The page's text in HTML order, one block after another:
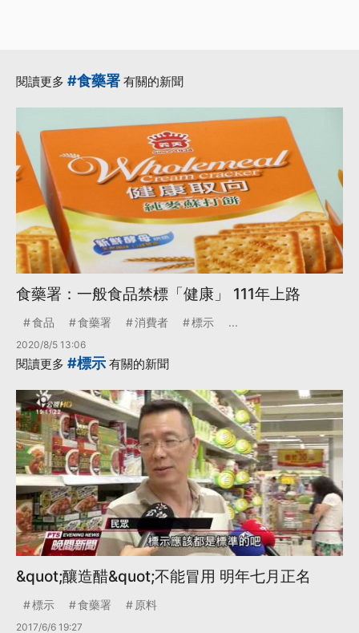
閱讀更多 #食藥署 有關的新聞
食藥署：一般食品禁標「健康」 111年上路
食品 食藥署 消費者 標示 ...
2020/8/5 13:06
閱讀更多 #標示 有關的新聞
&quot;釀造醋&quot;不能冒用 明年七月正名
標示 食藥署 原料
2017/6/6 19:27